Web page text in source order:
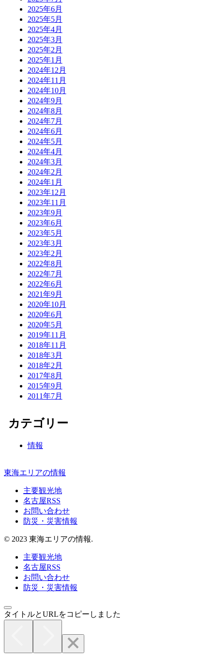
2025年6月
2025年5月
2025年4月
2025年3月
2025年2月
2025年1月
2024年12月
2024年11月
2024年10月
2024年9月
2024年8月
2024年7月
2024年6月
2024年5月
2024年4月
2024年3月
2024年2月
2024年1月
2023年12月
2023年11月
2023年9月
2023年6月
2023年5月
2023年3月
2023年2月
2022年8月
2022年7月
2022年6月
2021年9月
2020年10月
2020年6月
2020年5月
2019年11月
2018年11月
2018年3月
2018年2月
2017年8月
2015年9月
2011年7月
カテゴリー
情報
東海エリアの情報
主要観光地
名古屋RSS
お問い合わせ
防災・災害情報
© 2023 東海エリアの情報.
主要観光地
名古屋RSS
お問い合わせ
防災・災害情報
タイトルとURLをコピーしました